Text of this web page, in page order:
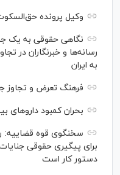
وکیل پرونده
نگاهی حقوقی به یک
رسانه‌ها و خبرنگاران در
به ایران
فرهنگ تعرض و تجاوز
بحران کمبود دارو‌های
سخنگوی قوه قضاییه:
برای پیگیری حقوقی
دستور کار است